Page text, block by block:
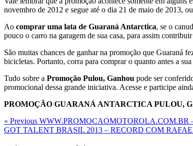
novembro de 2012 e segue até o dia 21 de maio de 2013,
Ao comprar uma lata de Guaraná Antarctica, se o
pouco o carro na garagem de sua casa, para assim
São muitas chances de ganhar na promoção que Guaraná
bicicletas. Portanto, corra para comprar o quanto antes a
Tudo sobre a Promoção Pulou, Ganhou pode ser
promocional dessa grande iniciativa. Acesse e participe
PROMOÇÃO GUARANÁ ANTARCTICA PULOU,
Navegação
de
Previous
Post
« Previous WWW.PROMOCAOMOTOROLA.COM.BR
Next
GOT TALENT BRASIL 2013 – RECORD COM